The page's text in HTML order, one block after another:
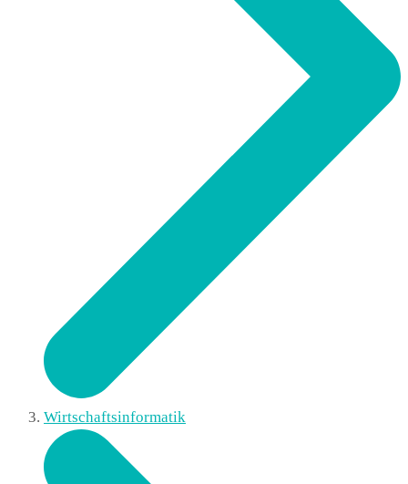
Wirtschaftsinformatik